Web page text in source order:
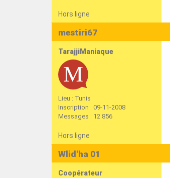
Hors ligne
mestiri67
TarajjiManiaque
Lieu : Tunis
Inscription : 09-11-2008
Messages : 12 856
Hors ligne
Wlid'ha 01
Coopérateur